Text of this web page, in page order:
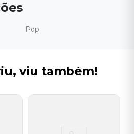
Pop
viu também!